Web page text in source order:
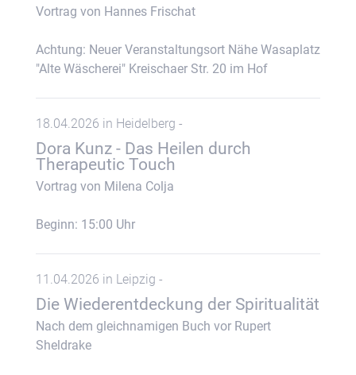
Vortrag von Hannes Frischat
Achtung: Neuer Veranstaltungsort Nähe Wasaplatz
"Alte Wäscherei" Kreischaer Str. 20 im Hof
18.04.2026 in Heidelberg -
Dora Kunz - Das Heilen durch
Therapeutic Touch
Vortrag von Milena Colja
Beginn: 15:00 Uhr
11.04.2026 in Leipzig -
Die Wiederentdeckung der Spiritualität
Nach dem gleichnamigen Buch vor Rupert
Sheldrake